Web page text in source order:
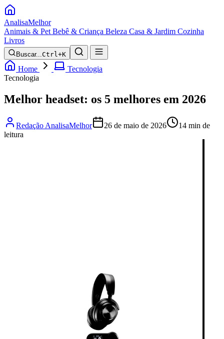
AnalisaMelhor
Animais & Pet Bebê & Criança Beleza Casa & Jardim Cozinha
Livros
Buscar...Ctrl+K
Home
Tecnologia
Tecnologia
Melhor headset: os 5 melhores em 2026
Redação AnalisaMelhor 26 de maio de 2026
14 min de
leitura